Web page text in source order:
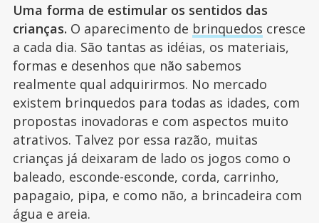
Uma forma de estimular os sentidos das
crianças. O aparecimento de brinquedos cresce
a cada dia. São tantas as idéias, os materiais,
formas e desenhos que não sabemos
realmente qual adquirirmos. No mercado
existem brinquedos para todas as idades, com
propostas inovadoras e com aspectos muito
atrativos. Talvez por essa razão, muitas
crianças já deixaram de lado os jogos como o
baleado, esconde-esconde, corda, carrinho,
papagaio, pipa, e como não, a brincadeira com
água e areia.